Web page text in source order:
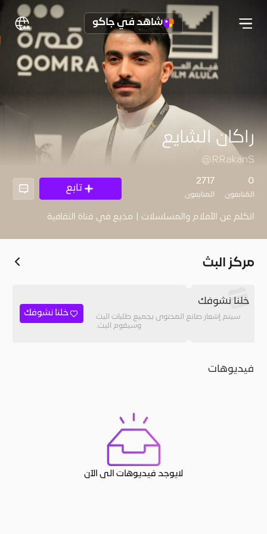
شاهد في جاكو
راكان الشايع
@RRakanS
0
المُتابعون
2717
المتابعون
تابع
اتكلم عن الأفلام والمسلسلات | مذيع في قناة الثقافية
مركز البث
خلنا نشوفك
سيتم إشعار صانع المحتوى بجميع طلبات البث
وسيقوم البث.
خلنا نشوفك
فيديوهات
لايوجد فيديوهات الى الآن